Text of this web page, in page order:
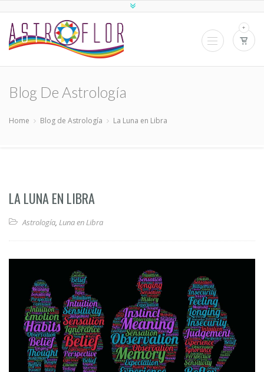
+
Blog De Astrología
Home Blog de Astrología La Luna en Libra
LA LUNA EN LIBRA
Astrología, Luna en Libra